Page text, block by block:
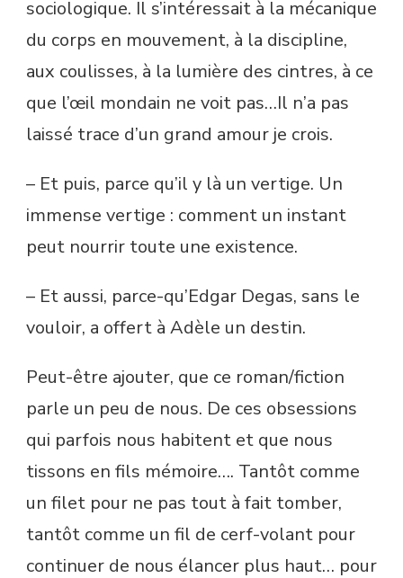
sociologique. Il s’intéressait à la mécanique
du corps en mouvement, à la discipline,
aux coulisses, à la lumière des cintres, à ce
que l’œil mondain ne voit pas…Il n’a pas
laissé trace d’un grand amour je crois.
– Et puis, parce qu’il y là un vertige. Un
immense vertige : comment un instant
peut nourrir toute une existence.
– Et aussi, parce-qu’Edgar Degas, sans le
vouloir, a offert à Adèle un destin.
Peut-être ajouter, que ce roman/fiction
parle un peu de nous. De ces obsessions
qui parfois nous habitent et que nous
tissons en fils mémoire…. Tantôt comme
un filet pour ne pas tout à fait tomber,
tantôt comme un fil de cerf-volant pour
continuer de nous élancer plus haut… pour